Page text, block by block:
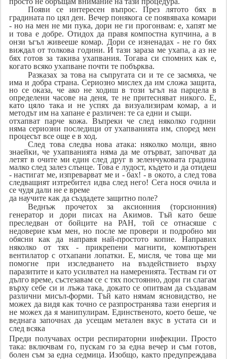
Появи се интересен въпрос. През лятото бях в
градината по цял ден. Вечер понякога се появяваха комари
- но на мен не ми пука, дори не ги прогонвам: е, хапят ме
и това е добре. Отидох да правя компостна купчина, а в
онзи ъгъл живееше комар. Дори се изненадах - не го бях
виждал от толкова години. И тази зараза ме ухапа, а аз не
бях готов за такива ухапвания. Тогава си спомних как е,
когато всяко ухапване почти те побърква.
Разказах за това на съпругата си и те се засмяха, че
има и добра страна. Сериозно мислех да им сложа защита,
но се оказа, че ако не ходиш в този ъгъл на парцела в
определени часове на деня, те не притесняват никого. Е,
като цяло така и не успях да визуализирам комар, а и
методът им на хапане е различен: те са едни и същи.
отхапват парче кожа. Въпреки че след няколко години
няма сериозни последици от ухапванията им, според мен
процесът все още е в ход.
След това следва нова атака: няколко молци, явно
знаейки, че ухапванията няма да ме отърват, започват да
летят в очите ми един след друг в зеленчуковата градина
малко след залез слънце. Това е лудост, където и да отидеш
- настигат ме, изпреварват ме и - бах! - в окото, а след това
следващият изтребител идва след него! Сега нося очила и
се чудя дали не е време
да научите как да създадете защитно поле?
Веднъж прочетох за аксионния (торсионния)
генератор и дори писах на Акимов. Тъй като беше
преследван от бойците на РАН, той се отнасяше с
недоверие към мен, но после ме провери и подробно ми
обясни как да направя най-простото копие. Направих
няколко от тях - прикрепени магнити, компютърен
вентилатор с отхапани лопатки. Е, мисля, че това ще ми
помогне при изследването на въздействието върху
паразитите и като усилвател на намеренията. Тествам ги от
дълго време, състезавам се с тях постоянно, дори ги слагам
върху себе си и лъжа така, докато се опитвам да създавам
различни мисъл-форми. Тъй като нямам ясновидство, не
можех да видя как точно се разпространява тази енергия и
не можех да я манипулирам. Единственото, което беше, че
веднага започнах да усещам метален вкус в устата си и
след всяка
Преди получавах остри респираторни инфекции. Просто
така: включвам го, пускам го за една вечер и съм готов,
болен съм за една седмица. Изобщо, както предупреждава